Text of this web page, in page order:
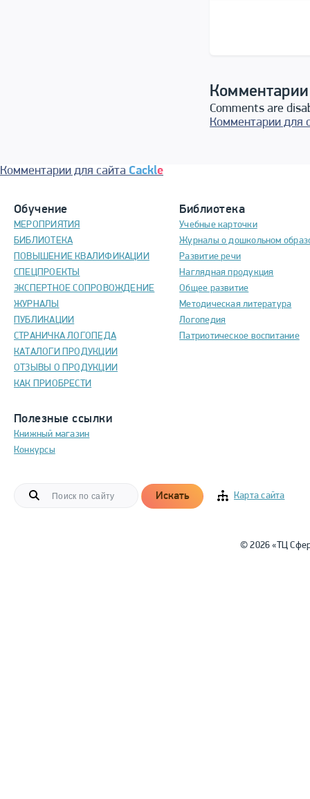
Comments are
Комментарии для
Комментарии для сайта Cackle
Обучение
МЕРОПРИЯТИЯ
БИБЛИОТЕКА
ПОВЫШЕНИЕ КВАЛИФИКАЦИИ
СПЕЦПРОЕКТЫ
ЭКСПЕРТНОЕ СОПРОВОЖДЕНИЕ
ЖУРНАЛЫ
ПУБЛИКАЦИИ
СТРАНИЧКА ЛОГОПЕДА
КАТАЛОГИ ПРОДУКЦИИ
ОТЗЫВЫ О ПРОДУКЦИИ
КАК ПРИОБРЕСТИ
Полезные ссылки
Книжный магазин
Конкурсы
Библиотека
Учебные карточки
Журналы о дошкольном
Развитие речи
Наглядная продукция
Общее развитие
Методическая литература
Логопедия
Патриотическое воспитание
Искать Карта сайта
© 2026 «ТЦ